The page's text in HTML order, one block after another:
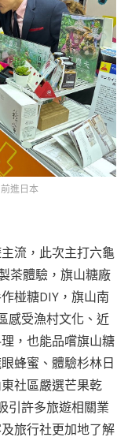
進日本
流，此次主打六龜
茶體驗，旗山糖廠
椪糖DIY，旗山南
感受漁村文化、近
，也能品嚐旗山糖
蜂蜜、體驗杉林日
社區嚴選芒果乾
引許多旅遊相關業
旅行社更加地了解